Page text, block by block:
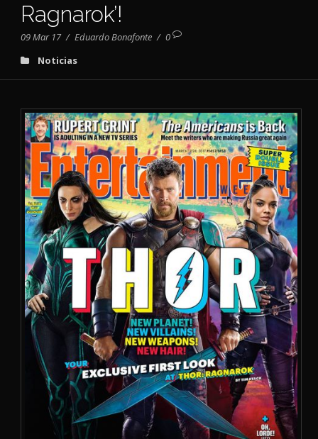
Ragnarok’!
09 Mar 17 / Eduardo Bonafonte / 0
Noticias